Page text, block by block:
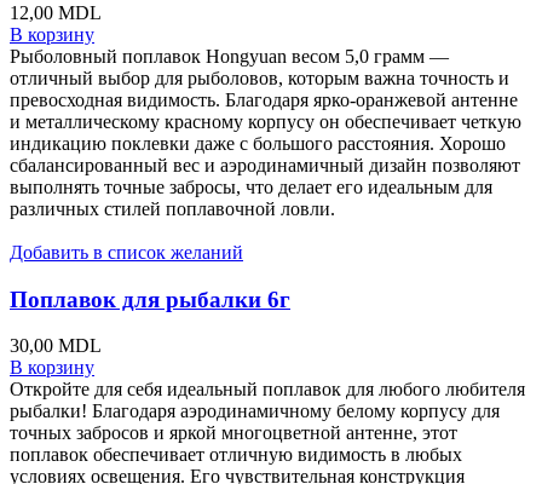
12,00 MDL
В корзину
Рыболовный поплавок Hongyuan весом 5,0 грамм —
отличный выбор для рыболовов, которым важна точность и
превосходная видимость. Благодаря ярко-оранжевой антенне
и металлическому красному корпусу он обеспечивает четкую
индикацию поклевки даже с большого расстояния. Хорошо
сбалансированный вес и аэродинамичный дизайн позволяют
выполнять точные забросы, что делает его идеальным для
различных стилей поплавочной ловли.
Добавить в список желаний
Поплавок для рыбалки 6г
30,00 MDL
В корзину
Откройте для себя идеальный поплавок для любого любителя
рыбалки! Благодаря аэродинамичному белому корпусу для
точных забросов и яркой многоцветной антенне, этот
поплавок обеспечивает отличную видимость в любых
условиях освещения. Его чувствительная конструкция